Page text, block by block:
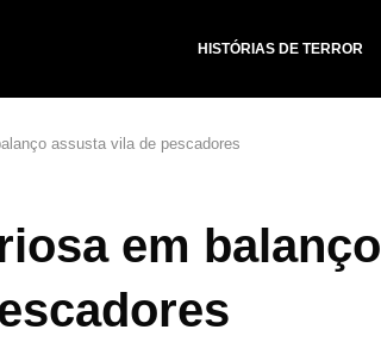
HISTÓRIAS DE TERROR
assusta vila de pescadores
em balanço